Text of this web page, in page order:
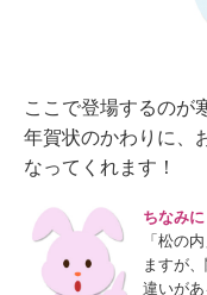
ここで登場するのが
年賀状のかわりに、
なってくれます！
ちなみに
「松の
ますが
違いが